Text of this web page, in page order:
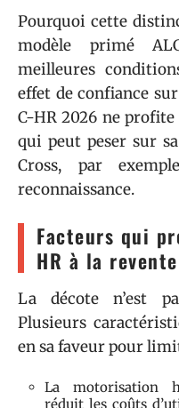
Pourquoi cette
modèle primé
meilleures
effet de confiance
C-HR 2026 ne profite
qui peut peser sur
Cross, par
reconnaissance.
Facteurs qui
HR à la revente
La décote n’est
Plusieurs
en sa faveur pour
La motorisation
réduit les coûts